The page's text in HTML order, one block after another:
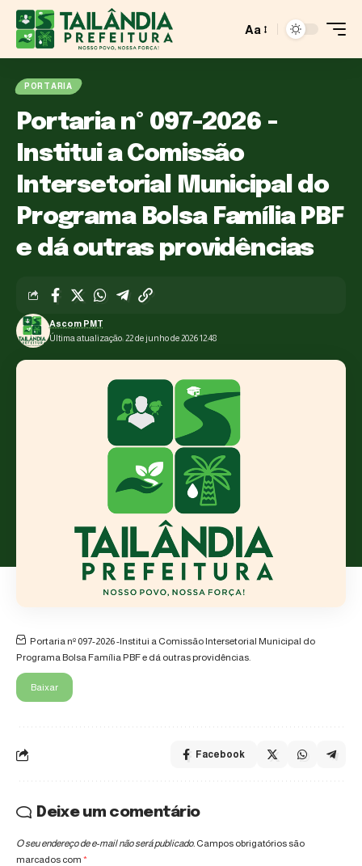
Aa
PORTARIA
Portaria nº 097-2026 -
Institui a Comissão
Intersetorial Municipal do
Programa Bolsa Família PBF
e dá outras providências
Última atualização: 22 de junho de 2026 12:48
Ascom PMT
Portaria nº 097-2026 -Institui a Comissão Intersetorial Municipal do
Programa Bolsa Família PBF e dá outras providências.
Baixar
Facebook
Deixe um comentário
O seu endereço de e-mail não será publicado. Campos obrigatórios são
marcados com *